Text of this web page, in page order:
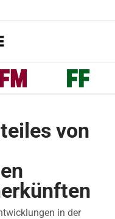
von
in der